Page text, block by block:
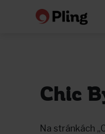
Chic
Na stránkách